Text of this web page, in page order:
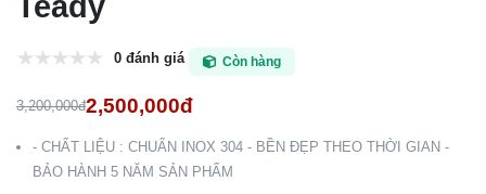
0 đánh giá Còn hàng
3,200,000đ2,500,000đ
- CHẤT LIỆU : CHUẨN INOX 304 - BỀN ĐẸP THEO THỜI GIAN -
BẢO HÀNH 5 NĂM SẢN PHẨM